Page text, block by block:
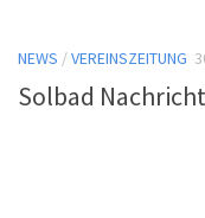
NEWS /VEREINSZEITUNG
Solbad